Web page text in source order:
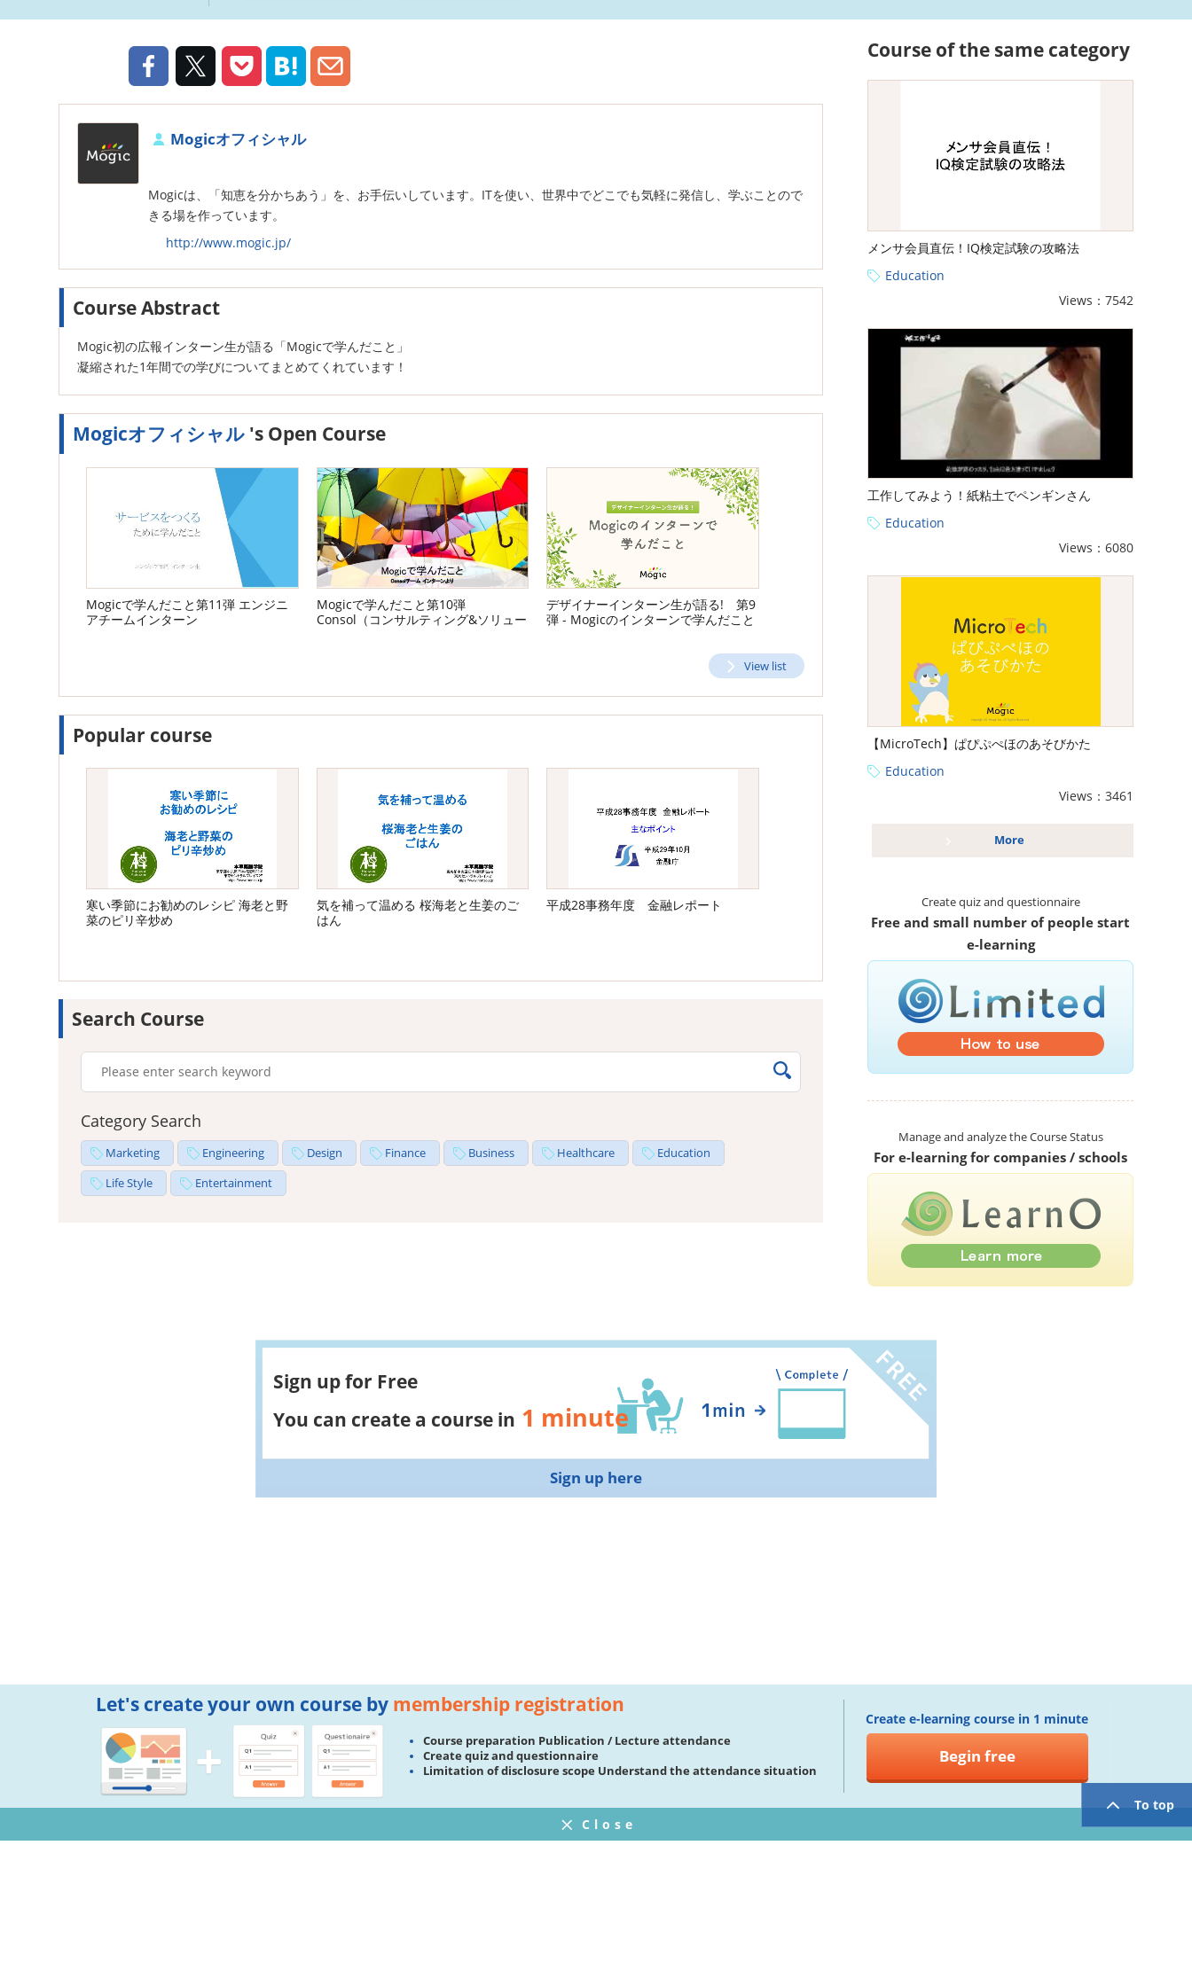
Mogicオフィシャル
Mogicは、「知恵を分かちあう」を、お手伝いしています。ITを使い、世界中でどこでも気軽に発信し、学ぶことので
きる場を作っています。
http://www.mogic.jp/
Course Abstract
Mogic初の広報インターン生が語る「Mogicで学んだこと」
凝縮された1年間での学びについてまとめてくれています！
Mogicオフィシャル 's Open Course
Mogicで学んだこと第11弾 エンジニ
アチームインターン
Mogicで学んだこと第10弾
Consol（コンサルティング&ソリュー
デザイナーインターン生が語る! 第9
弾 - Mogicのインターンで学んだこと
View list
Popular course
寒い季節にお勧めのレシピ 海老と野
菜のピリ辛炒め
気を補って温める 桜海老と生姜のご
はん
平成28事務年度 金融レポート
Search Course
Category Search
Marketing Engineering Design Finance Business Healthcare
Education
Life Style
Entertainment
Course of the same category
メンサ会員直伝！IQ検定試験の攻略法
Education
Views：7542
工作してみよう！紙粘土でペンギンさん
Education
Views：6080
【MicroTech】ぱぴぷぺほのあそびかた
Education
Views：3461
More
Create quiz and questionnaire
Free and small number of people start
e-learning
Manage and analyze the Course Status
For e-learning for companies / schools
Sign up for Free
You can create a course in 1 minute
Sign up here
To top
Let's create your own course by membership registration
Course preparation Publication / Lecture attendance
Create quiz and questionnaire
Limitation of disclosure scope Understand the attendance situation
Create e-learning course in 1 minute
Begin free
Close